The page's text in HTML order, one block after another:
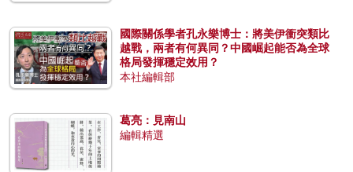
國際關係學者孔永樂博士：將美伊衝突類比
越戰，兩者有何異同？中國崛起能否為全球
格局發揮穩定效用？
本社編輯部
葛亮：見南山
編輯精選